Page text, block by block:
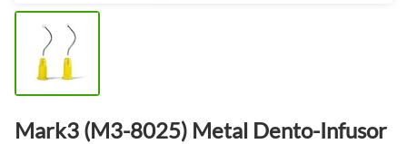
Mark3 (M3-8025) Metal Dento-Infusor